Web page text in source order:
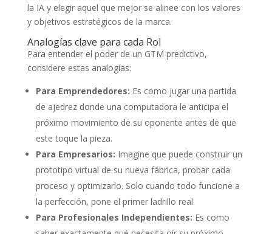
la IA y elegir aquel que mejor se alinee con los valores
y objetivos estratégicos de la marca.
Analogías clave para cada Rol
Para entender el poder de un GTM predictivo,
considere estas analogías:
Para Emprendedores: Es como jugar una partida
de ajedrez donde una computadora le anticipa el
próximo movimiento de su oponente antes de que
este toque la pieza.
Para Empresarios: Imagine que puede construir un
prototipo virtual de su nueva fábrica, probar cada
proceso y optimizarlo. Solo cuando todo funcione a
la perfección, pone el primer ladrillo real.
Para Profesionales Independientes: Es como